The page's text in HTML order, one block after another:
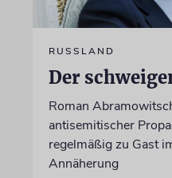
RUSSLAND
Der
Roman
antisemitischer
regelmäßig zu Gast
Annäherung